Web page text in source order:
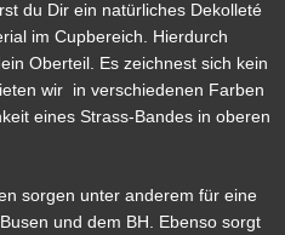
du Dir ein natürliches Dekolleté
im Cupbereich. Hierdurch
Oberteil. Es zeichnest sich kein
wir in verschiedenen Farben
eines Strass-Bandes in oberen
sorgen unter anderem für eine
und dem BH. Ebenso sorgt